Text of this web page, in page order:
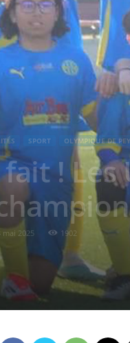
SPORT OLYMPIQUE DE
fait !
mai 2025 1902